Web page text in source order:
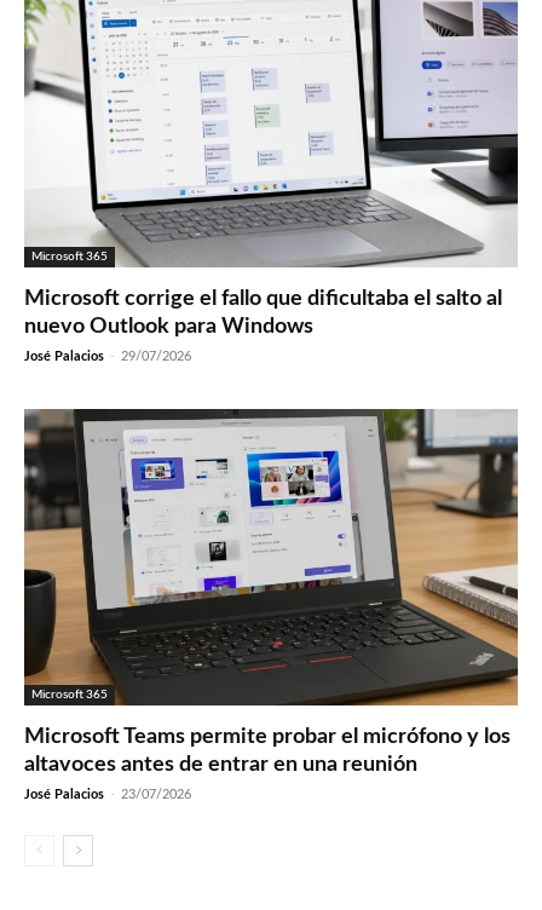
Microsoft 365
Microsoft corrige el fallo que dificultaba el salto al
nuevo Outlook para Windows
José Palacios - 29/07/2026
Microsoft 365
Microsoft Teams permite probar el micrófono y los
altavoces antes de entrar en una reunión
José Palacios - 23/07/2026